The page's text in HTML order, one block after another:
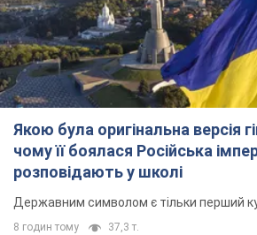
Якою була оригінальна версія
чому її боялася Російська
розповідають у школі
Державним символом є тільки перший
8 годин тому 37,3 т.